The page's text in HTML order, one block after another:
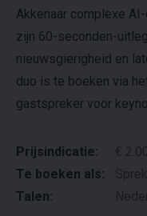
Akkenaar complexe
zijn 60-seconden-
nieuwsgierigheid en
duo is te boeken via
gastspreker voor
Prijsindicatie:
€
Te boeken als:
Talen: